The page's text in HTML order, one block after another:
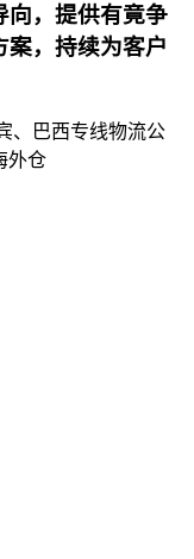
，提供有竟争
案，持续为客户
、巴西专线物流公
外仓